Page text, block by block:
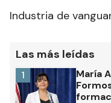
Industria de
Las más leídas
María
1